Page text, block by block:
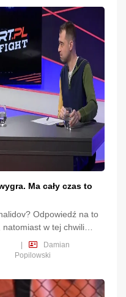
gali KSW 101 w Paryżu,
Wilsona Varelę,
Ma cały czas to
Odpowiedź na to
w tej chwili
Pokusił się o to tym
na starszego z
Damian
Popilowski